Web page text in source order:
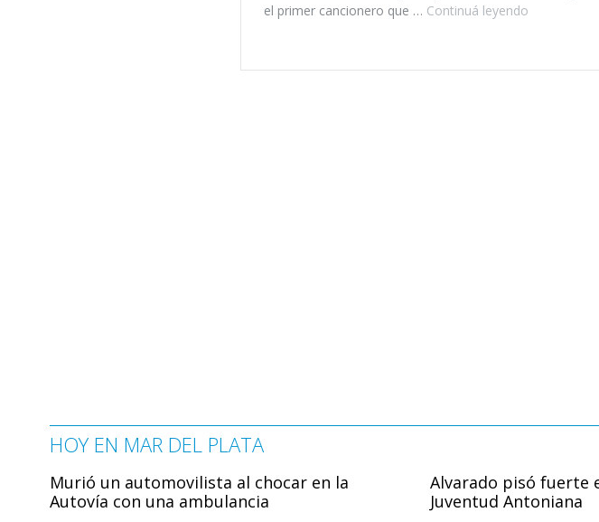
HOY EN MAR DEL PLATA
Murió un automovilista al chocar en la
Autovía con una ambulancia
Alvarado pisó fuerte
Juventud Antoniana